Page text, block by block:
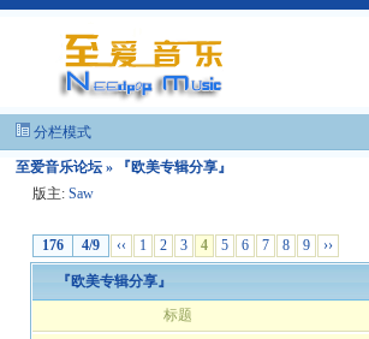
分栏模式
至爱音乐论坛 » 『欧美专辑分享』
版主: Saw
176 4/9 ‹‹ 1 2 3 4 5 6 7 8 9 ››
『欧美专辑分享』
标题